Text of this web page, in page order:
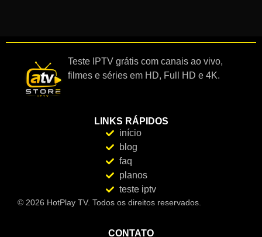
Teste IPTV grátis com canais ao vivo,
filmes e séries em HD, Full HD e 4K.
LINKS RÁPIDOS
início
blog
faq
planos
teste iptv
© 2026 HotPlay TV. Todos os direitos reservados.
CONTATO